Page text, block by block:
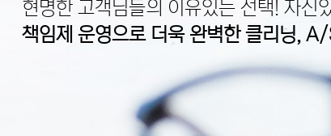
현명한 고객님들의 이유있는 선택! 자신
책임제 운영으로 더욱 완벽한 클리닝,